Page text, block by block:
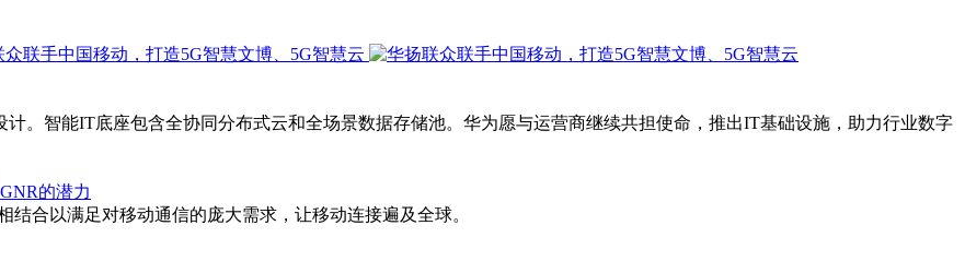
。智能IT底座包含全协同分布式云和全场景数据存储池。华为愿与运营商继续共担使命，推出IT基础设施，助力行业数字
的潜力
结合以满足对移动通信的庞大需求，让移动连接遍及全球。